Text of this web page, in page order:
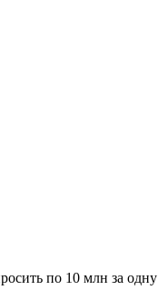
по 10 млн за одну